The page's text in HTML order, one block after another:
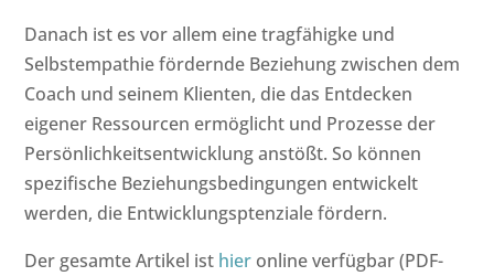
Danach ist es vor allem eine tragfähigke und
Selbstempathie fördernde Beziehung zwischen dem
Coach und seinem Klienten, die das Entdecken
eigener Ressourcen ermöglicht und Prozesse der
Persönlichkeitsentwicklung anstößt. So können
spezifische Beziehungsbedingungen entwickelt
werden, die Entwicklungsptenziale fördern.
Der gesamte Artikel ist hier online verfügbar (PDF-